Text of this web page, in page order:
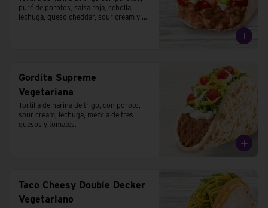
puré de porotos, salsa roja, cebolla,
lechuga, queso cheddar, sour cream y
Gordita Supreme
Vegetariana
Tortilla de harina de trigo, con poroto,
sour cream, lechuga, mezcla de tres
quesos y tomates.
Taco Cheesy Double Decker
Vegetariano